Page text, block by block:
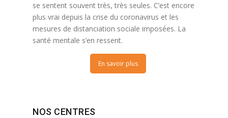
se sentent souvent très, très seules. C’est encore
plus vrai depuis la crise du coronavirus et les
mesures de distanciation sociale imposées. La
santé mentale s’en ressent.
En savoir plus
NOS CENTRES